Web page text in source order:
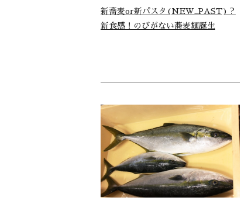
新蕎麦or新パスタ(NEW_PAST)？
新食感！のびがない蕎麦麺誕生